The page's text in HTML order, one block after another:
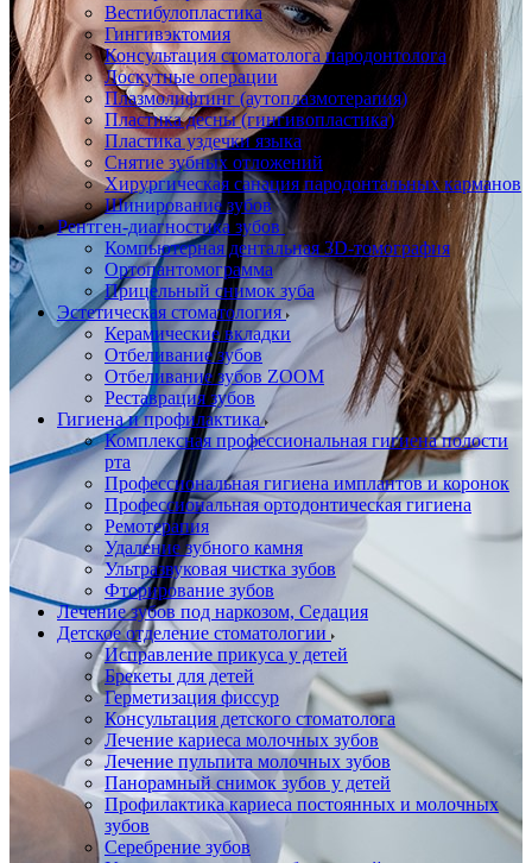
Вестибулопластика
Гингивэктомия
Консультация стоматолога пародонтолога
Лоскутные операции
Плазмолифтинг (аутоплазмотерапия)
Пластика десны (гингивопластика)
Пластика уздечки языка
Снятие зубных отложений
Хирургическая санация пародонтальных карманов
Шинирование зубов
Рентген-диагностика зубов
Компьютерная дентальная 3D-томография
Ортопантомограмма
Прицельный снимок зуба
Эстетическая стоматология
Керамические вкладки
Отбеливание зубов
Отбеливание зубов ZOOM
Реставрация зубов
Гигиена и профилактика
Комплексная профессиональная гигиена полости
рта
Профессиональная гигиена имплантов и коронок
Профессиональная ортодонтическая гигиена
Ремотерапия
Удаление зубного камня
Ультразвуковая чистка зубов
Фторирование зубов
Лечение зубов под наркозом, Седация
Детское отделение стоматологии
Исправление прикуса у детей
Брекеты для детей
Герметизация фиссур
Консультация детского стоматолога
Лечение кариеса молочных зубов
Лечение пульпита молочных зубов
Панорамный снимок зубов у детей
Профилактика кариеса постоянных и молочных
зубов
Серебрение зубов